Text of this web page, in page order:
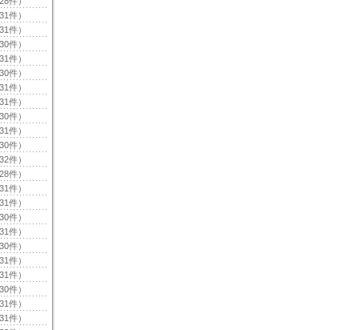
31件）
31件）
30件）
31件）
30件）
31件）
31件）
30件）
31件）
30件）
32件）
28件）
31件）
31件）
30件）
31件）
30件）
31件）
31件）
30件）
31件）
31件）